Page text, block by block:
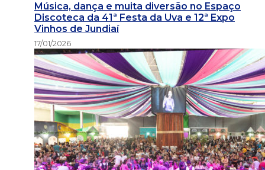
Música, dança e muita diversão no Espaço
Discoteca da 41ª Festa da Uva e 12ª Expo
Vinhos de Jundiaí
17/01/2026